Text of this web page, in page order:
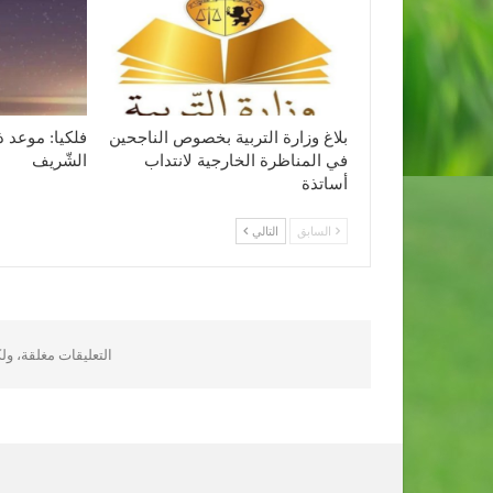
بلاغ وزارة التربية بخصوص الناجحين
في المناظرة الخارجية لانتداب
أساتذة
فلكيا: موعد
الشّريف
السابق التالي
التعليقات مغلقة،